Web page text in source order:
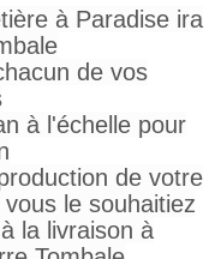
à Paradise ira
de vos
à l'échelle pour
de votre
le souhaitiez
la livraison à